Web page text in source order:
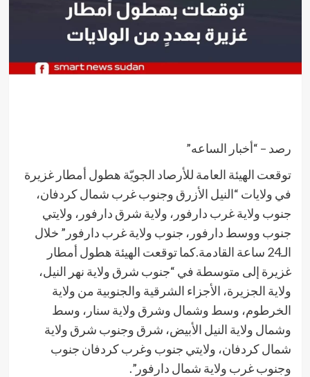
رصد – “أخبار الساعه”
توقعت الهيئة العامة للأرصاد الجويّة هطول أمطار غزيرة
في ولايات “النيل الأزرق وجنوب غرب شمال كردفان،
جنوب ولاية غرب دارفور، ولاية شرق دارفور، ولایتي
جنوب ووسط دارفور، جنوب ولاية غرب دارفور” خلال
الـ24 ساعة القادمة.كما توقعت الهيئة هطول أمطار
غزيرة إلى متوسطة في “جنوب شرق ولاية نهر النيل،
ولاية الجزيرة، الأجزاء الشرقية والجنوبية من ولاية
الخرطوم، وسط وشمال وشرق ولاية سنار، وسط
وشمال ولاية النيل الأبيض، شرق وجنوب شرق ولاية
شمال كردفان، ولایتي جنوب وغرب كردفان جنوب
وجنوب غرب ولاية شمال دارفور”.